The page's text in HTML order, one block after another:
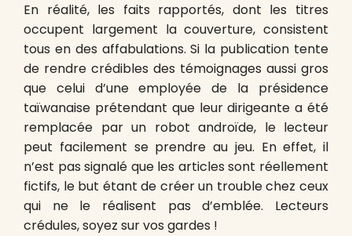
En réalité, les faits rapportés, dont les titres
occupent largement la couverture, consistent
tous en des affabulations. Si la publication tente
de rendre crédibles des témoignages aussi gros
que celui d’une employée de la présidence
taïwanaise prétendant que leur dirigeante a été
remplacée par un robot androïde, le lecteur
peut facilement se prendre au jeu. En effet, il
n’est pas signalé que les articles sont réellement
fictifs, le but étant de créer un trouble chez ceux
qui ne le réalisent pas d’emblée. Lecteurs
crédules, soyez sur vos gardes !